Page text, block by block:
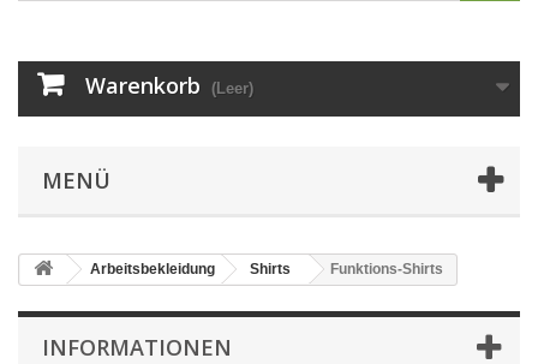
Warenkorb (Leer)
MENÜ
Arbeitsbekleidung Shirts Funktions-Shirts
INFORMATIONEN